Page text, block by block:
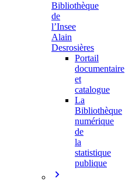
Bibliothèque
de
l’Insee
Alain
Desrosières
Portail
documentaire
et
catalogue
La
Bibliothèque
numérique
de
la
statistique
publique